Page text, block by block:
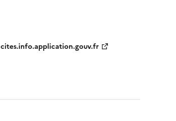
cites.info.application.gouv.fr